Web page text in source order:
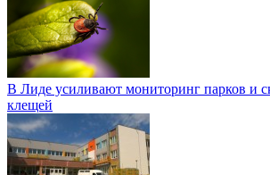
В Лиде усиливают мониторинг парков и
клещей